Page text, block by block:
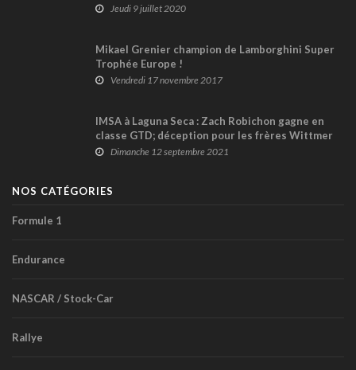
Jeudi 9 juillet 2020
Mikael Grenier champion de Lamborghini Super
Trophée Europe !
Vendredi 17 novembre 2017
IMSA à Laguna Seca : Zach Robichon gagne en
classe GTD; déception pour les frères Wittmer
en GT4 et TCR
Dimanche 12 septembre 2021
NOS CATÉGORIES
Formule 1
Endurance
NASCAR / Stock-Car
Rallye